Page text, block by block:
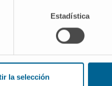
Estadística
la selección
Follow us